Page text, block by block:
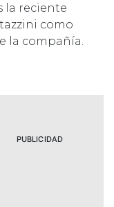
la reciente
como
la compañía.
PUBLICIDAD